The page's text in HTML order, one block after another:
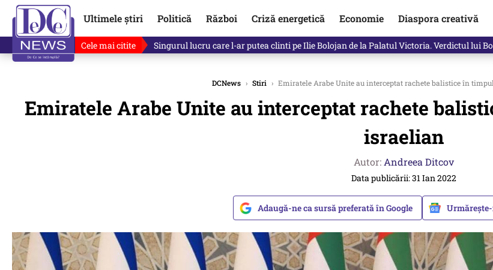
Ultimele știri Politică Război Criză energetică Economie Diaspora creativă
Cele mai citite Singurul lucru care l-ar putea clinti pe Ilie Bolojan de la Palatul Victoria. Verdictul lui
DCNews › Stiri › Emiratele Arabe Unite au interceptat rachete balistice în
Emiratele Arabe Unite au interceptat rachete
israelian
Autor: Andreea Ditcov
Data publicării: 31 Ian 2022
Adaugă-ne ca sursă preferată în Google Urmărește-